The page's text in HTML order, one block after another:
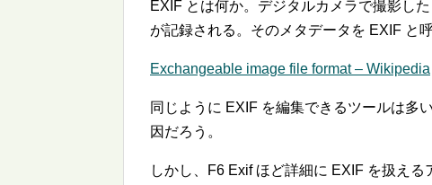
EXIF とは何か。デジタルカメラで撮影し
が記録される。そのメタデータを EXIF と呼
Exchangeable image file format – Wikipedia
同じように EXIF を編集できるツールは多
因だろう。
しかし、F6 Exif ほど詳細に EXIF を扱え